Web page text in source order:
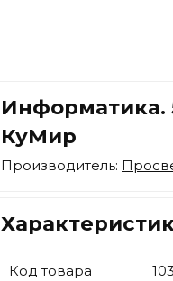
Информатика.
КуМир
Производитель:
Код товара